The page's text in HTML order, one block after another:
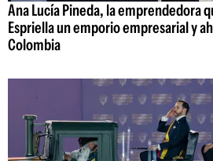
Ana Lucía Pineda, la emprendedora
Espriella un emporio empresarial y
Colombia